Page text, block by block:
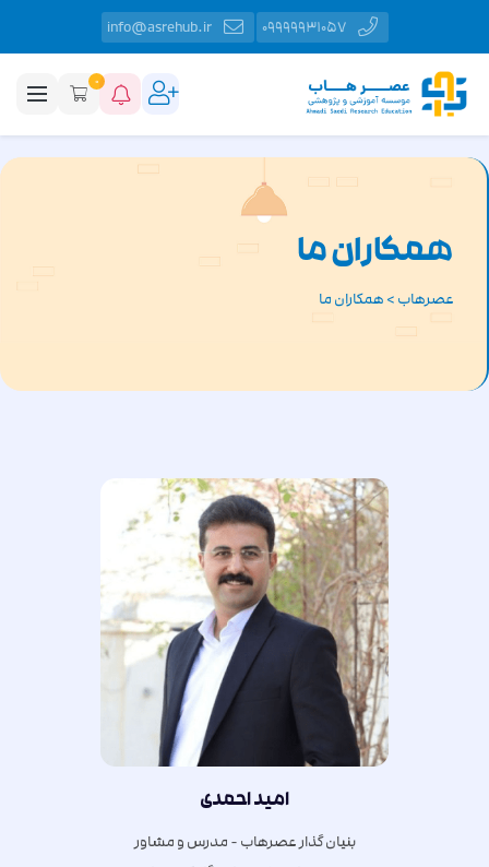
09999931057
info@asrehub.ir
0
همکاران ما
عصرهاب > همکاران ما
امید احمدی
بنیان گذار عصرهاب - مدرس و مشاور